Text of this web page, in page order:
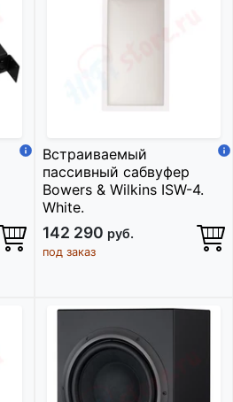
Встраиваемый
пассивный сабвуфер
Bowers & Wilkins ISW-4.
White.
142 290 руб.
под заказ